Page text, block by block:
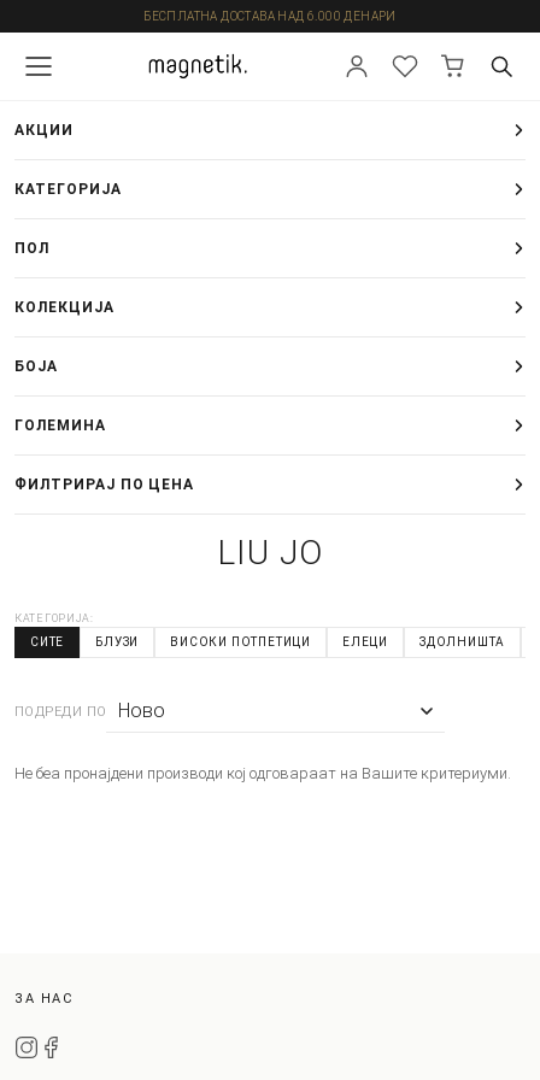
БЕСПЛАТНА ДОСТАВА НАД 6.000 ДЕНАРИ
АКЦИИ
КАТЕГОРИЈА
ПОЛ
КОЛЕКЦИЈА
БОЈА
ГОЛЕМИНА
ФИЛТРИРАЈ ПО ЦЕНА
LIU JO
КАТЕГОРИЈА:
СИТЕ БЛУЗИ ВИСОКИ ПОТПЕТИЦИ ЕЛЕЦИ ЗДОЛНИШТА
ПОДРЕДИ ПО
Не беа пронајдени производи кој одговараат на Вашите критериуми.
ЗА НАС